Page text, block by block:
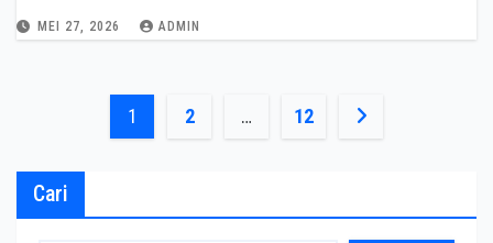
MEI 27, 2026 ADMIN
Paginasi
1 2 … 12
Cari